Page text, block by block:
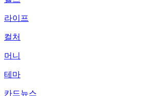
라이프
컬처
머니
테마
카드뉴스